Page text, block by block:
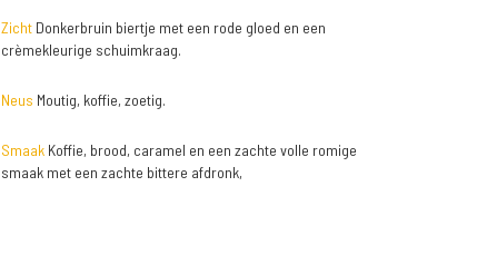
ZichtDonkerbruin biertje met een rode gloed en een
crèmekleurige schuimkraag.
Neus Moutig, koffie, zoetig.
SmaakKoffie, brood, caramel en een zachte volle romige
smaak met een zachte bittere afdronk,